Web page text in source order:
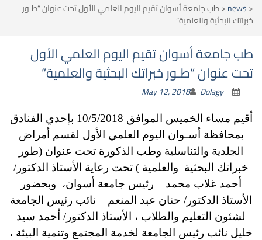
<
news
<طب جامعة أسوان تقيم اليوم العلمي الأول تحت عنوان “طـور
خبراتك البحثية والعلمية”
طب جامعة أسوان تقيم اليوم العلمي الأول
تحت عنوان “طـور خبراتك البحثية والعلمية”
May 12, 2018 Dolagy
أقيم مساء الخميس الموافق 10/5/2018 بإحدي الفنادق
بمحافظة أسـوان اليوم العلمي الأول لقسم أمراض
الجلدية والتناسلية وطب الذكورة تحت عنوان (طور
خبراتك البحثية والعلمية ) تحت رعاية الأستاذ الدكتور/
أحمد غلاب محمد – رئيس جامعة أسوان، وبحضور
الأستاذ الدكتور/ حنان عبد المنعم – نائب رئيس الجامعة
لشئون التعليم والطلاب ، الأستاذ الدكتور/ أحمد سيد
خليل نائب رئيس الجامعة لخدمة المجتمع وتنمية البيئة ،